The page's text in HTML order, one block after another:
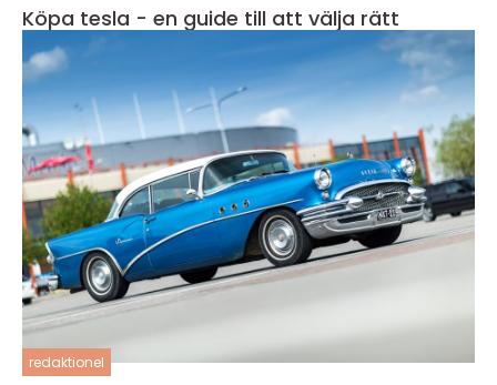
Köpa tesla - en guide till att välja rätt
redaktionel